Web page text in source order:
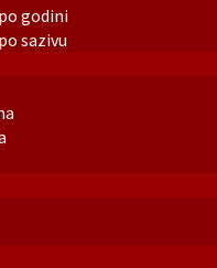
godini
sazivu